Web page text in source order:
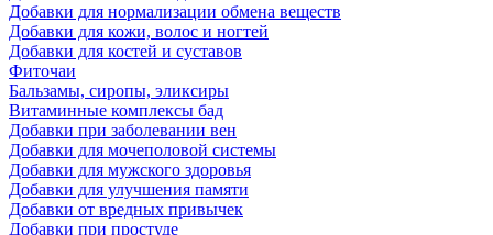
Добавки для нормализации обмена веществ
Добавки для кожи, волос и ногтей
Добавки для костей и суставов
Фиточаи
Бальзамы, сиропы, эликсиры
Витаминные комплексы бад
Добавки при заболевании вен
Добавки для мочеполовой системы
Добавки для мужского здоровья
Добавки для улучшения памяти
Добавки от вредных привычек
Добавки при простуде